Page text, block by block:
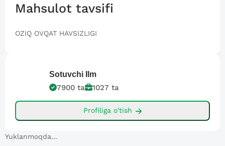
Mahsulot tavsifi
OZIQ OVQAT HAVSIZLIGI
Sotuvchi Ilm
7900 ta 1027 ta
Profiliga o'tish
Yuklanmoqda...